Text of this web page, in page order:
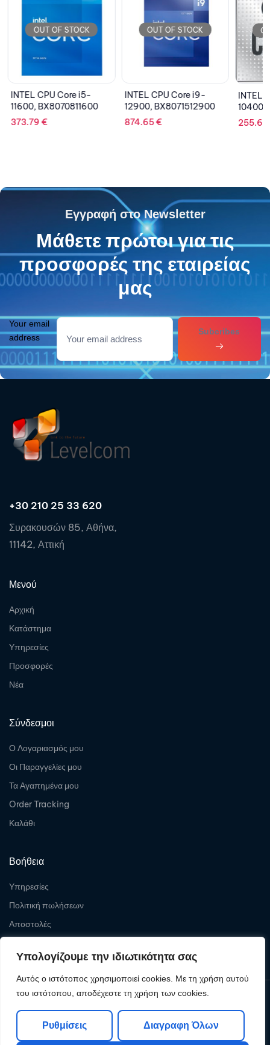
Υπολογίζουμε την ιδιωτικότητα σας
Αυτός ο ιστότοπος χρησιμοποιεί cookies. Με τη χρήση αυτού
του ιστότοπου, αποδέχεστε τη χρήση των cookies.
Ρυθμίσεις Διαγραφη Όλων
OUT OF STOCK
INTEL CPU Core i5-
11600, BX8070811600
373.79€
OUT OF STOCK
INTEL CPU Core i9-
12900, BX8071512900
874.65€
INTEL
10400,
255.64
Εγγραφή στο Newsletter
Μάθετε πρώτοι για τις
προσφορές της εταιρείας
μας
Your email
address
Subcribes
+30 210 25 33 620
Συρακουσών 85, Αθήνα,
11142, Αττική
Μενού
Αρχική
Κατάστημα
Υπηρεσίες
Προσφορές
Νέα
Σύνδεσμοι
Ο Λογαριασμός μου
Οι Παραγγελίες μου
Τα Αγαπημένα μου
Order Tracking
Καλάθι
Βοήθεια
Υπηρεσίες
Πολιτική πωλήσεων
Αποστολές
Copyright © 2026Levelcom| Powered by Levelcom